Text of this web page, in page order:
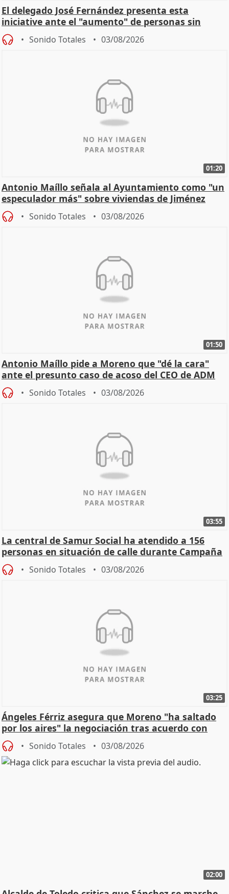
El delegado José Fernández presenta esta
iniciative ante el "aumento" de personas sin
hogar en Madri
Sonido Totales 03/08/2026
01:20
Antonio Maíllo señala al Ayuntamiento como "un
especulador más" sobre viviendas de Jiménez
Becerril
Sonido Totales 03/08/2026
01:50
Antonio Maíllo pide a Moreno que "dé la cara"
ante el presunto caso de acoso del CEO de ADM
Sonido Totales 03/08/2026
03:55
La central de Samur Social ha atendido a 156
personas en situación de calle durante Campaña
de Calor
Sonido Totales 03/08/2026
03:25
Ángeles Férriz asegura que Moreno "ha saltado
por los aires" la negociación tras acuerdo con
SMA
Sonido Totales 03/08/2026
02:00